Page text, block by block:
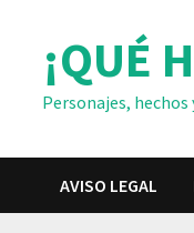
contenido¡QUÉ
Personajes,
AVISO LEGAL